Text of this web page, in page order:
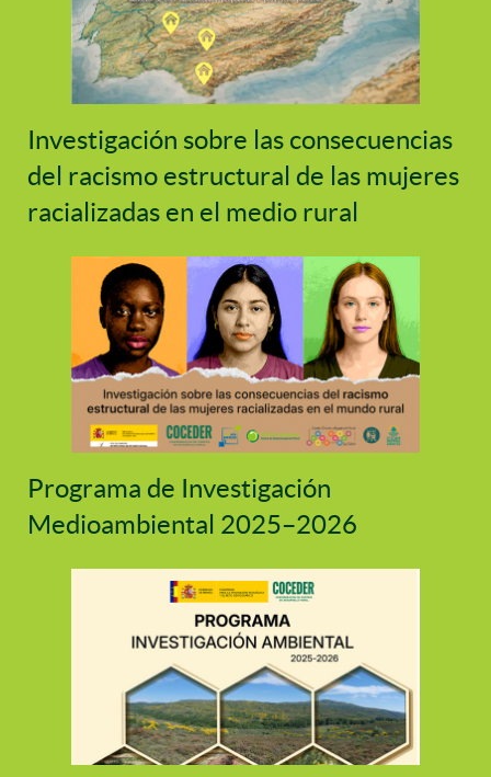
Investigación sobre las consecuencias
del racismo estructural de las mujeres
racializadas en el medio rural
Programa de Investigación
Medioambiental 2025–2026